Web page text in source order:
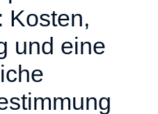
Kosten,
und eine